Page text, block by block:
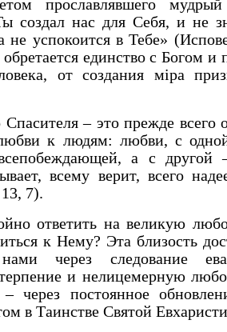
прославлявшего
создал нас для Себя, и не
не успокоится в Тебе»
единство с Богом и
от создания мiра
– это прежде всего
к людям: любви, с
а с другой
всему верит, всего
7).
ответить на великую
к Нему? Эта близость
нами через следование
и нелицемерную
через постоянное
в Таинстве Святой